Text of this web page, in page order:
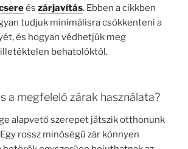
és zárjavítás. Ebben a cikkben
tudjuk minimálisra csökkenteni a
és hogyan védhetjük meg
behatolóktól.
a megfelelő zárak használata?
alapvető szerepet játszik otthonunk
rossz minőségű zár könnyen